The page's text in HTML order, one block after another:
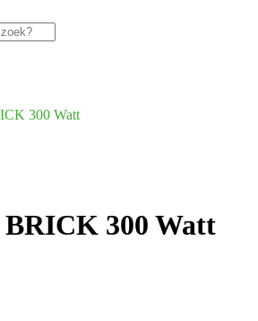
300 Watt
300 Watt